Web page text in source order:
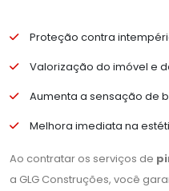
Proteção contra
Valorização do imóvel e
Aumenta a sensação de
Melhora imediata na
Ao contratar os serviços de
a GLG Construções, você